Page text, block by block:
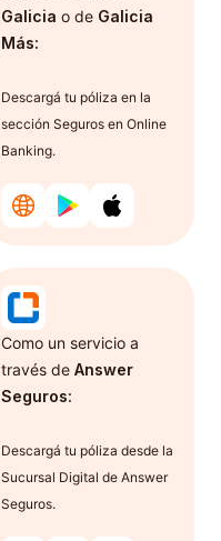
Galicia o de Galicia
Más:
Descargá tu póliza en la
sección Seguros en Online
Banking.
Como un servicio a
través de Answer
Seguros:
Descargá tu póliza desde la
Sucursal Digital de Answer
Seguros.